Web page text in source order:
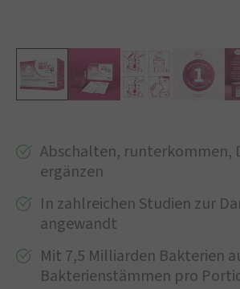
Abschalten, runterkommen,
ergänzen
In zahlreichen Studien zur
angewandt
Mit 7,5 Milliarden Bakterien
Bakterienstämmen pro